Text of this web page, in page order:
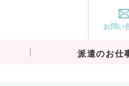
お問い
派遣のお仕